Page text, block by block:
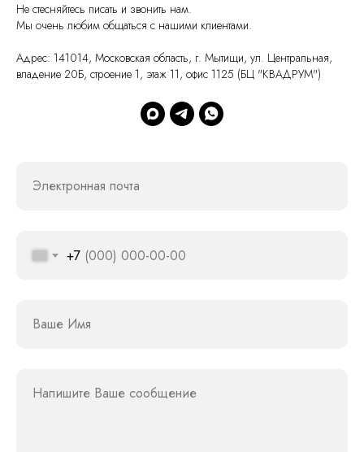
Не стесняйтесь писать и звонить нам.
Мы очень любим общаться с нашими клиентами.
Адрес: 141014, Московская область, г. Мытищи, ул. Центральная,
владение 20Б, строение 1, этаж 11, офис 1125 (БЦ "КВАДРУМ")
Электронная почта
+7
Ваше Имя
Напишите Ваше сообщение